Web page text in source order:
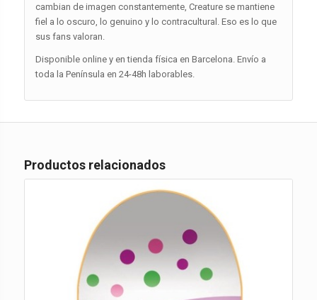
cambian de imagen constantemente, Creature se mantiene
fiel a lo oscuro, lo genuino y lo contracultural. Eso es lo que
sus fans valoran.
Disponible online y en tienda física en Barcelona. Envío a
toda la Península en 24-48h laborables.
Productos relacionados